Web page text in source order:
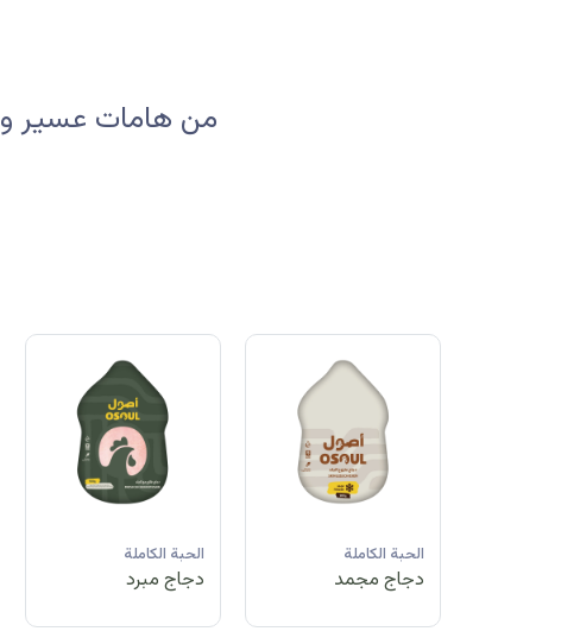
من هامات عسير
الحبة الكاملة
دجاج مبرد
الحبة الكاملة
دجاج مجمد
الحبة الكاملة
دجاج مجمد